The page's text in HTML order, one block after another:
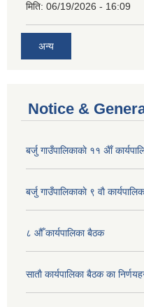
मिति: 06/19/2026 - 16:09
अन्य
Notice &
बर्जु गाउँपालिकाकाे ११ अैाँ
बर्जु गाउँपालिकाकाे ९ वाै‌
८ औँ कार्यपालिका बैठक
साताै‌ कार्यपालिका बैठक का